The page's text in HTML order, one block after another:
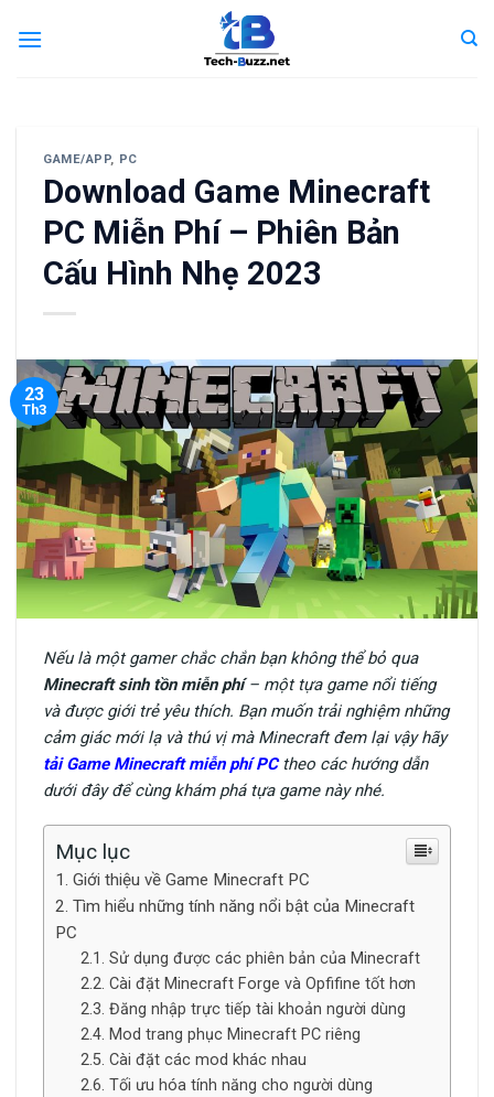
GAME/APP, PC
Download Game Minecraft
PC Miễn Phí – Phiên Bản
Cấu Hình Nhẹ 2023
23
Th3
Nếu là một gamer chắc chắn bạn không thể bỏ qua
Minecraft sinh tồn miễn phí– một tựa game nổi tiếng
và được giới trẻ yêu thích. Bạn muốn trải nghiệm những
cảm giác mới lạ và thú vị mà Minecraft đem lại vậy hãy
tải Game Minecraft miễn phí PCtheo các hướng dẫn
dưới đây để cùng khám phá tựa game này nhé.
Mục lục
Giới thiệu về Game Minecraft PC
Tìm hiểu những tính năng nổi bật của Minecraft
PC
Sử dụng được các phiên bản của Minecraft
Cài đặt Minecraft Forge và Opfifine tốt hơn
Đăng nhập trực tiếp tài khoản người dùng
Mod trang phục Minecraft PC riêng
Cài đặt các mod khác nhau
Tối ưu hóa tính năng cho người dùng